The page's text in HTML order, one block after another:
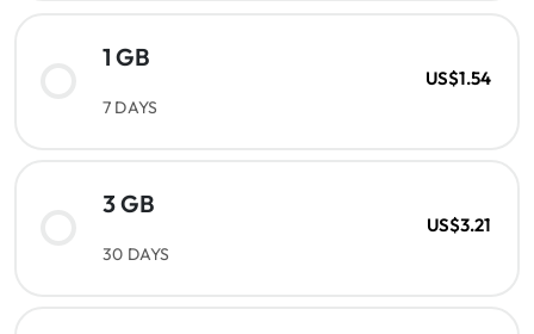
1 GB
7 DAYS
US$1.54
3 GB
30 DAYS
US$3.21